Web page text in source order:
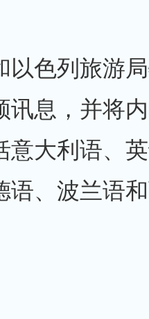
以色列旅游
讯息，并将
意大利语、
语、波兰语